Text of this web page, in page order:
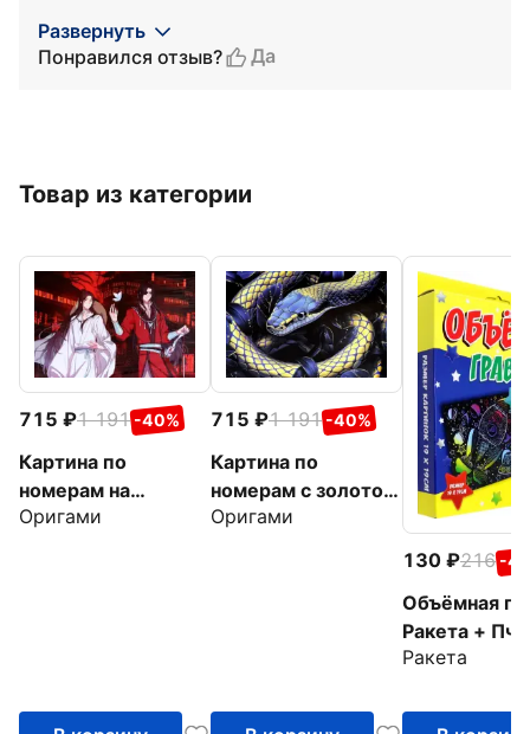
Развернуть
Понравился отзыв?
Да
Товар из категории
715 1 191 -40%
Картина по
номерам на
подрамнике
Оригами
715 1 191 -40%
Картина по
номерам с золотом
на подрамнике
Оригами
130 216 -
Объёмная
Ракета +
Ракета